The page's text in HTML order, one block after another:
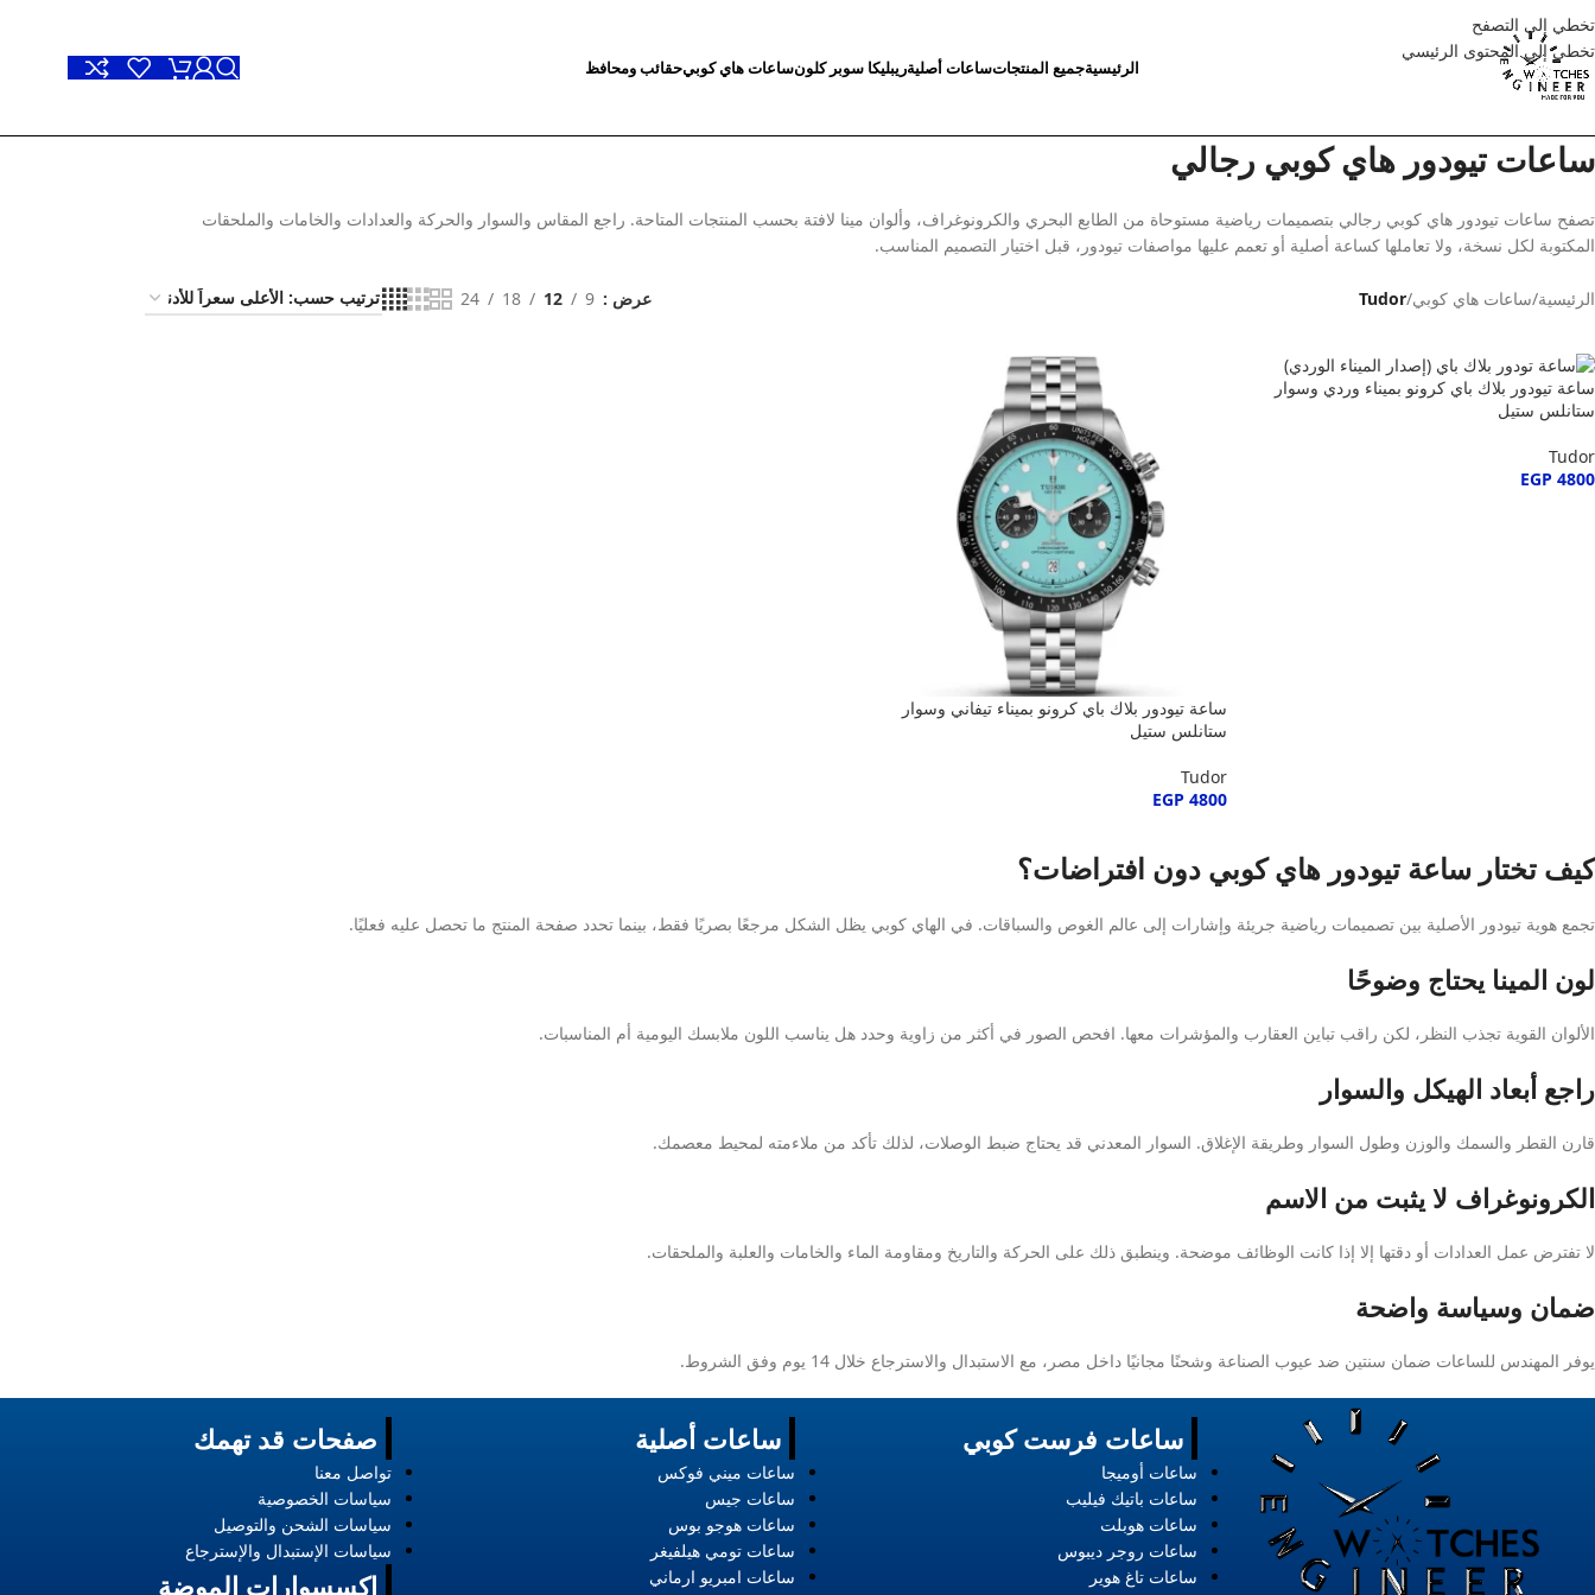
تخطي إلى التصفح
تخطي إلى المحتوى الرئيسي
الرئيسيةجميع المنتجاتساعات أصليةريبليكا سوبر كلونساعات هاي كوبيحقائب ومحافظ
ساعات تيودور هاي كوبي رجالي
تصفح ساعات تيودور هاي كوبي رجالي بتصميمات رياضية مستوحاة من الطابع البحري والكرونوغراف، وألوان مينا لافتة بحسب المنتجات المتاحة. راجع المقاس والسوار والحركة والعدادات والخامات والملحقات
المكتوبة لكل نسخة، ولا تعاملها كساعة أصلية أو تعمم عليها مواصفات تيودور، قبل اختيار التصميم المناسب.
الرئيسية/ساعات هاي كوبي/
Tudor عرض 9
12
18
24
ساعة تيودور بلاك باي كرونو بميناء وردي وسوار
ستانلس ستيل
Tudor
EGP 4800
ساعة تيودور بلاك باي كرونو بميناء تيفاني وسوار
ستانلس ستيل
Tudor
EGP 4800
كيف تختار ساعة تيودور هاي كوبي دون افتراضات؟
تجمع هوية تيودور الأصلية بين تصميمات رياضية جريئة وإشارات إلى عالم الغوص والسباقات. في الهاي كوبي يظل الشكل مرجعًا بصريًا فقط، بينما تحدد صفحة المنتج ما تحصل عليه فعليًا.
لون المينا يحتاج وضوحًا
الألوان القوية تجذب النظر، لكن راقب تباين العقارب والمؤشرات معها. افحص الصور في أكثر من زاوية وحدد هل يناسب اللون ملابسك اليومية أم المناسبات.
راجع أبعاد الهيكل والسوار
قارن القطر والسمك والوزن وطول السوار وطريقة الإغلاق. السوار المعدني قد يحتاج ضبط الوصلات، لذلك تأكد من ملاءمته لمحيط معصمك.
الكرونوغراف لا يثبت من الاسم
لا تفترض عمل العدادات أو دقتها إلا إذا كانت الوظائف موضحة. وينطبق ذلك على الحركة والتاريخ ومقاومة الماء والخامات والعلبة والملحقات.
ضمان وسياسة واضحة
يوفر المهندس للساعات ضمان سنتين ضد عيوب الصناعة وشحنًا مجانيًا داخل مصر، مع الاستبدال والاسترجاع خلال 14 يوم وفق الشروط.
صفحات قد تهمك
تواصل معنا
سياسات الخصوصية
سياسات الشحن والتوصيل
سياسات الإستبدال والإسترجاع
إكسسوارات الموضة
ساعات أصلية
ساعات ميني فوكس
ساعات جيس
ساعات هوجو بوس
ساعات تومي هيلفيغر
ساعات امبريو ارماني
ساعات فرست كوبي
ساعات أوميجا
ساعات باتيك فيليب
ساعات هوبلت
ساعات روجر ديبوس
ساعات تاغ هوير